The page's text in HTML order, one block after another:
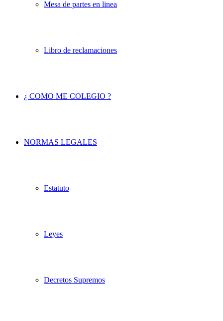
Mesa de partes en linea
Libro de reclamaciones
¿ COMO ME COLEGIO ?
NORMAS LEGALES
Estatuto
Leyes
Decretos Supremos